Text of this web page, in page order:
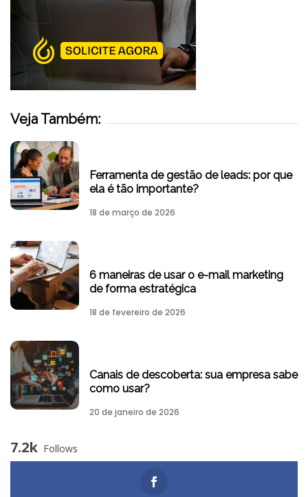
Veja Também:
Ferramenta de gestão de leads: por que
ela é tão importante?
18 de março de 2026
6 maneiras de usar o e-mail marketing
de forma estratégica
18 de fevereiro de 2026
Canais de descoberta: sua empresa sabe
como usar?
20 de janeiro de 2026
7.2k Follows